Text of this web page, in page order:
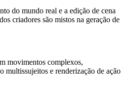
do mundo real e a edição de cena
criadores são mistos na geração de
movimentos complexos,
multissujeitos e renderização de ação